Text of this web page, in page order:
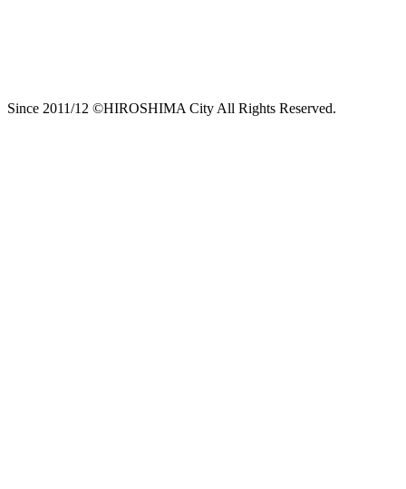
Since 2011/12 ©HIROSHIMA City All Rights Reserved.